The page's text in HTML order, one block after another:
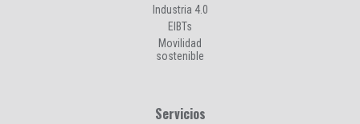
Industria 4.0
EIBTs
Movilidad
sostenible
Servicios